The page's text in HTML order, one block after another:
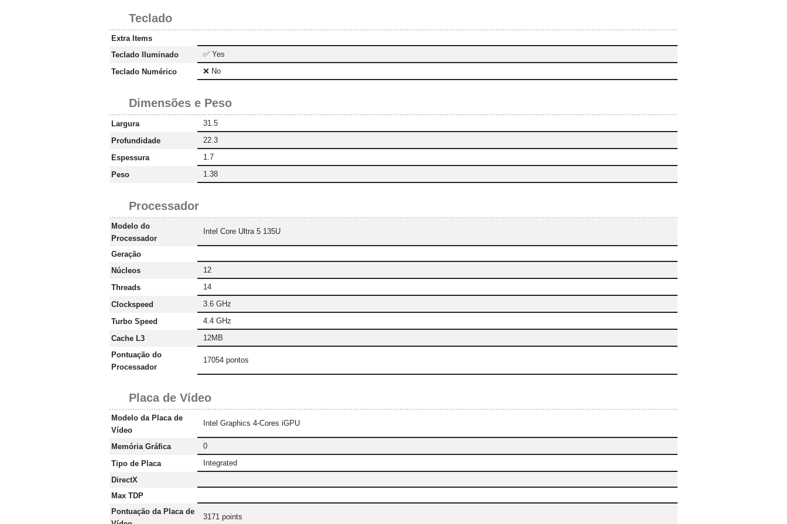
Teclado
Extra Items
Teclado Iluminado
✅ Yes
Teclado Numérico
❌ No
Dimensões e Peso
Largura
31.5
Profundidade
22.3
Espessura
1.7
Peso
1.38
Processador
Modelo do
Processador
Intel Core Ultra 5 135U
Geração
Núcleos
12
Threads
14
Clockspeed
3.6 GHz
Turbo Speed
4.4 GHz
Cache L3
12MB
Pontuação do
Processador
17054 pontos
Placa de Vídeo
Modelo da Placa de
Vídeo
Intel Graphics 4-Cores iGPU
Memória Gráfica
0
Tipo de Placa
Integrated
DirectX
Max TDP
Pontuação da Placa de
3171 points